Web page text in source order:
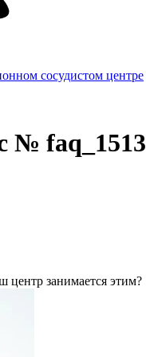
сосудистом центре
№
центр занимается этим?